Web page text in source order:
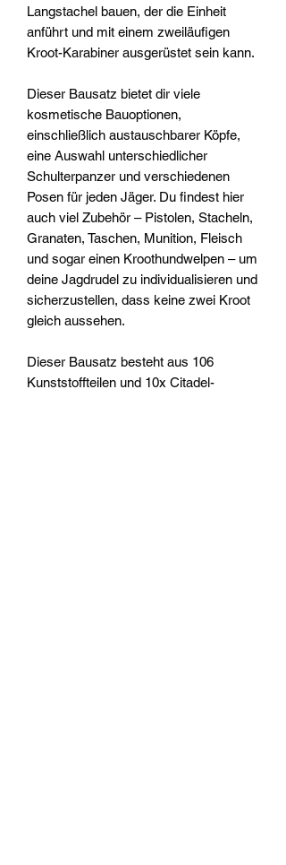
Langstachel bauen, der die Einheit
anführt und mit einem zweiläufigen
Kroot-Karabiner ausgerüstet sein kann.
Dieser Bausatz bietet dir viele
kosmetische Bauoptionen,
einschließlich austauschbarer Köpfe,
eine Auswahl unterschiedlicher
Schulterpanzer und verschiedenen
Posen für jeden Jäger. Du findest hier
auch viel Zubehör – Pistolen, Stacheln,
Granaten, Taschen, Munition, Fleisch
und sogar einen Kroothundwelpen – um
deine Jagdrudel zu individualisieren und
sicherzustellen, dass keine zwei Kroot
gleich aussehen.
Dieser Bausatz besteht aus 106
Kunststoffteilen und 10x Citadel-